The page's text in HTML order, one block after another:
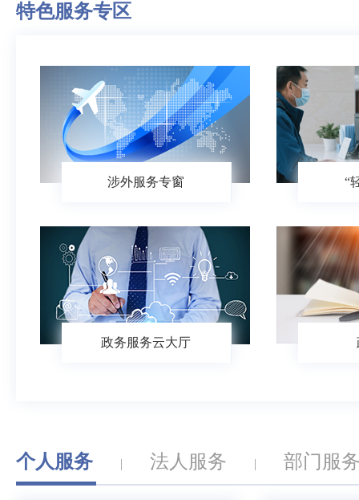
特色服务专区
涉外服务专窗 “
政务服务云大厅
个人服务 | 法人服务 | 部门服